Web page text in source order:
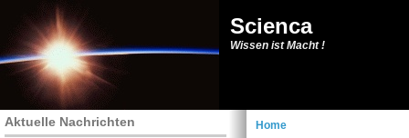
Scienca
Wissen ist Macht !
Aktuelle Nachrichten Home